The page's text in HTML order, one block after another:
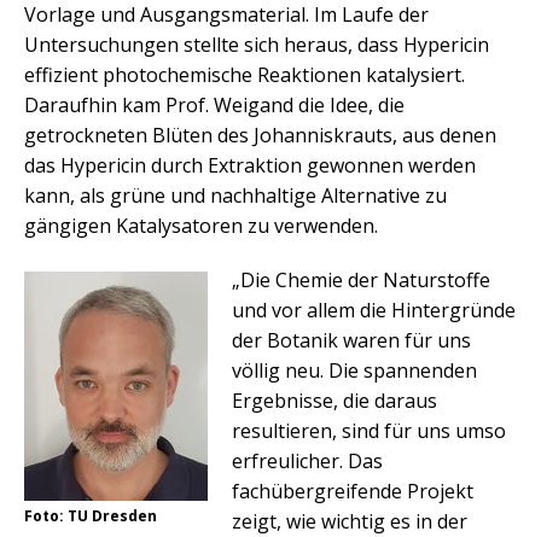
Vorlage und Ausgangsmaterial. Im Laufe der
Untersuchungen stellte sich heraus, dass Hypericin
effizient photochemische Reaktionen katalysiert.
Daraufhin kam Prof. Weigand die Idee, die
getrockneten Blüten des Johanniskrauts, aus denen
das Hypericin durch Extraktion gewonnen werden
kann, als grüne und nachhaltige Alternative zu
gängigen Katalysatoren zu verwenden.
Foto: TU Dresden
„Die Chemie der Naturstoffe
und vor allem die Hintergründe
der Botanik waren für uns
völlig neu. Die spannenden
Ergebnisse, die daraus
resultieren, sind für uns umso
erfreulicher. Das
fachübergreifende Projekt
zeigt, wie wichtig es in der